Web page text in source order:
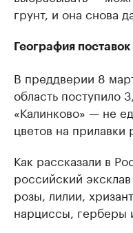
грунт, и она снова
География
В преддверии 8
область поступило
«Калинково» — не
цветов на прилавки
Как рассказали в
российский
розы, лилии,
нарциссы, герберы